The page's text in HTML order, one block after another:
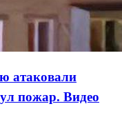
атаковали
пожар. Видео